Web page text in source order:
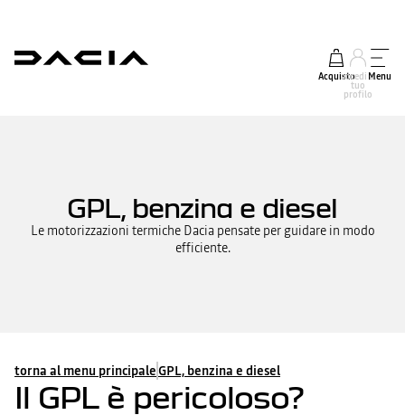
Acquistoaccedi al
tuo
profilo
Menu
GPL, benzina e diesel
Le motorizzazioni termiche Dacia pensate per guidare in modo
efficiente.
torna al menu principaleGPL, benzina e diesel
Il GPL è pericoloso?